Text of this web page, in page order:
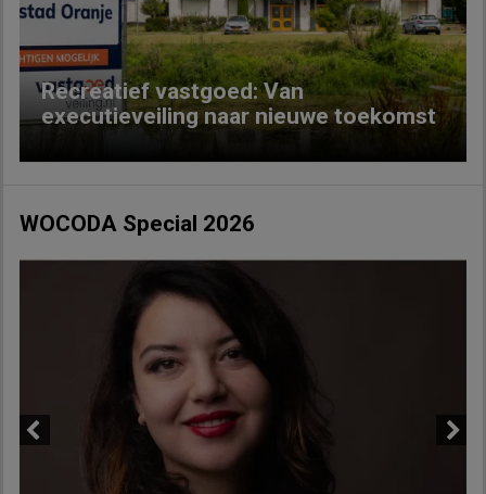
Recreatief vastgoed: Van
executieveiling naar nieuwe toekomst
WOCODA Special 2026